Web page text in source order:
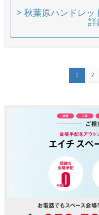
> 秋葉原ハンドレッ
詳
1 2